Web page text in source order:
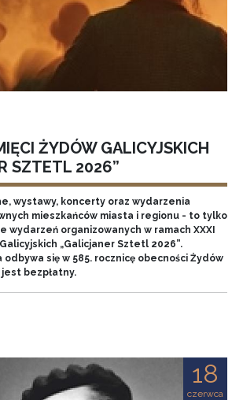
ŻYDÓW GALICYJSKICH
SZTETL 2026”
wystawy, koncerty oraz wydarzenia
mieszkańców miasta i regionu - to tylko
wydarzeń organizowanych w ramach XXXI
„Galicjaner Sztetl 2026”.
się w 585. rocznicę obecności Żydów
jest bezpłatny.
18
czerwca